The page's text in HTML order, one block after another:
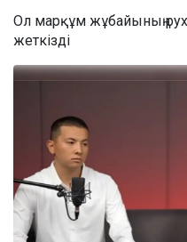
Ол марқұм жұбайының
жеткізді